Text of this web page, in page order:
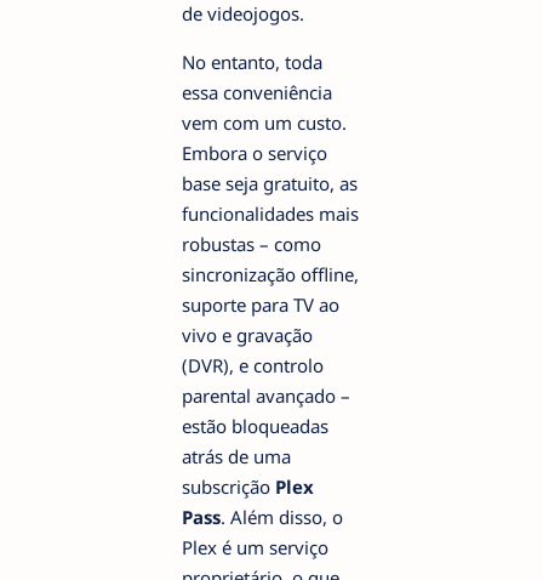
de videojogos.
No entanto, toda
essa conveniência
vem com um custo.
Embora o serviço
base seja gratuito, as
funcionalidades mais
robustas – como
sincronização offline,
suporte para TV ao
vivo e gravação
(DVR), e controlo
parental avançado –
estão bloqueadas
atrás de uma
subscrição Plex
Pass. Além disso, o
Plex é um serviço